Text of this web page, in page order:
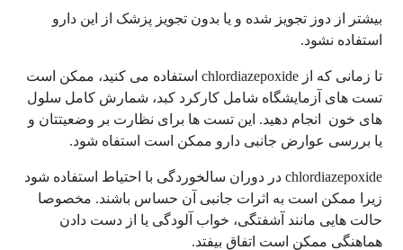
بیشتر از دوز تجویز شده و یا بدون تجویز پزشک از این دارو
استفاده نشود.
تا زمانی که از chlordiazepoxide استفاده می کنید، ممکن است
تست های آزمایشگاه شامل کارکرد کبد، شمارش کامل سلول
های خون انجام دهید. این تست ها برای نظارت بر وضعیتتان و
یا بررسی عوارض جانبی دارو ممکن است استفاه شود.
chlordiazepoxide در دوران سالخوردگی با احتیاط استفاده شود
زیرا ممکن است به اثرات جانبی آن حساس باشند. مخصوصا
حالت هایی مانند آشفتگی، خواب آلودگی یا از دست دادن
هماهنگی ممکن است اتفاق بیفتد.